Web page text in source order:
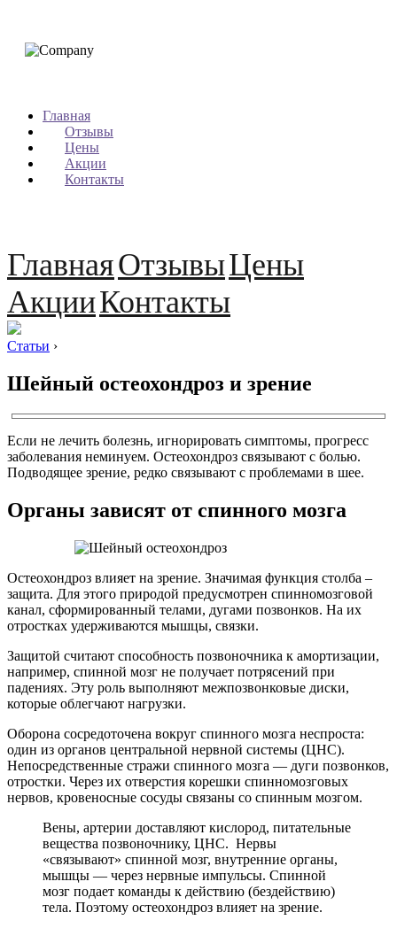
Главная
Отзывы
Цены
Акции
Контакты
ГлавнаяОтзывыЦены
АкцииКонтакты
Статьи ›
Шейный остеохондроз и зрение
Если не лечить болезнь, игнорировать симптомы, прогресс
заболевания неминуем. Остеохондроз связывают с болью.
Подводящее зрение, редко связывают с проблемами в шее.
Органы зависят от спинного мозга
Остеохондроз влияет на зрение. Значимая функция столба –
защита. Для этого природой предусмотрен спинномозговой
канал, сформированный телами, дугами позвонков. На их
отростках удерживаются мышцы, связки.
Защитой считают способность позвоночника к амортизации,
например, спинной мозг не получает потрясений при
падениях. Эту роль выполняют межпозвонковые диски,
которые облегчают нагрузки.
Оборона сосредоточена вокруг спинного мозга неспроста:
один из органов центральной нервной системы (ЦНС).
Непосредственные стражи спинного мозга — дуги позвонков,
отростки. Через их отверстия корешки спинномозговых
нервов, кровеносные сосуды связаны со спинным мозгом.
Вены, артерии доставляют кислород, питательные
вещества позвоночнику, ЦНС. Нервы
«связывают» спинной мозг, внутренние органы,
мышцы — через нервные импульсы. Спинной
мозг подает команды к действию (бездействию)
тела. Поэтому остеохондроз влияет на зрение.